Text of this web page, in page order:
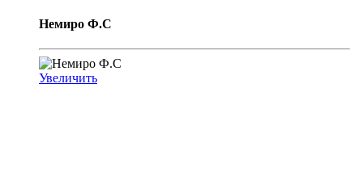
Немиро Ф.С
Увеличить